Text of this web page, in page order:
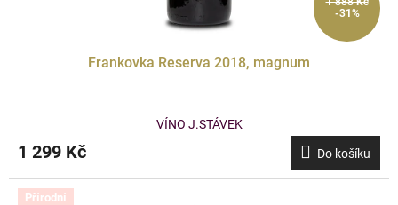
-31%
Frankovka Reserva 2018, magnum
VÍNO J.STÁVEK
1 299 Kč Do košíku
Přírodní